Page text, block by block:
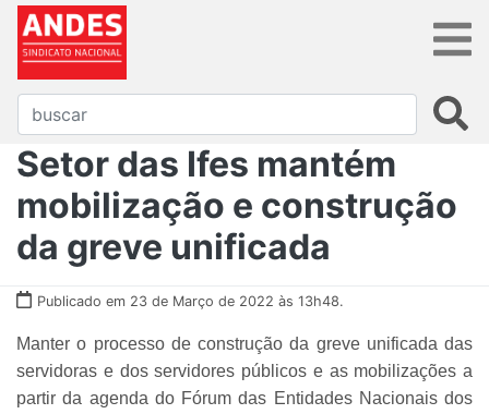
Setor das Ifes mantém
mobilização e construção
da greve unificada
Publicado em 23 de Março de 2022 às 13h48.
Manter o processo de construção da greve unificada das
servidoras e dos servidores públicos e as mobilizações a
partir da agenda do Fórum das Entidades Nacionais dos